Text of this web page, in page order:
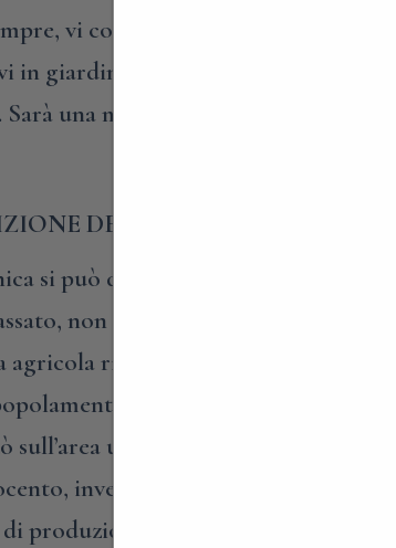
vi consigliamo di prendere un
in giardino, circondatevi di fiori e,
una merenda davvero raffinata e
DELLA TENUTA LA
si può definire un complesso
non sempre ha avuto questa
risalgono al XIV secolo,
della fauna locale.
sull’area un interessante Giardino
invece, un’ennesima
produzione del famoso “pane di